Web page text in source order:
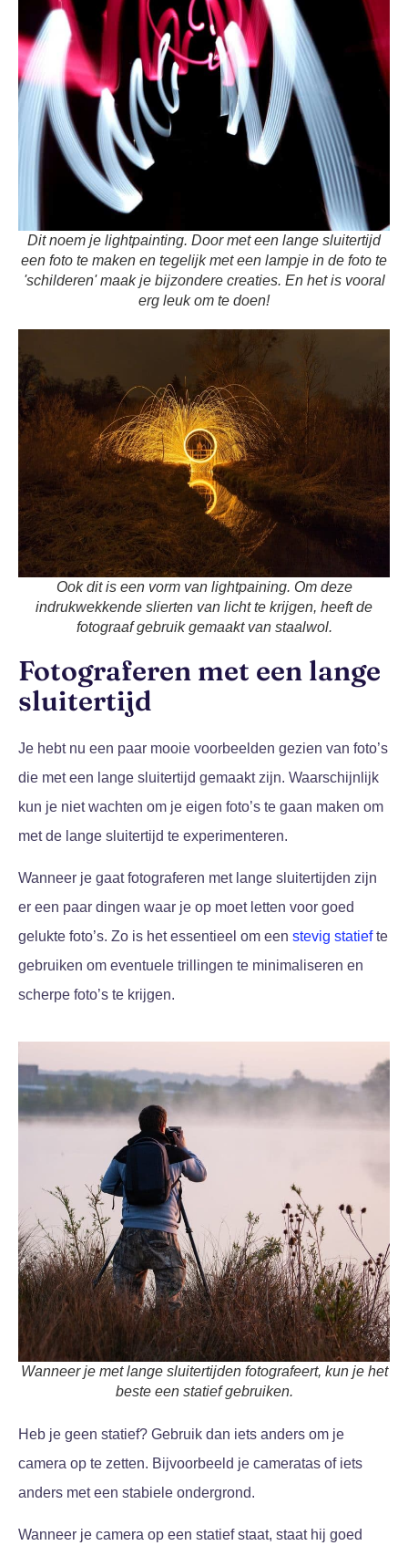
Dit noem je lightpainting. Door met een lange sluitertijd
een foto te maken en tegelijk met een lampje in de foto te
'schilderen' maak je bijzondere creaties. En het is vooral
erg leuk om te doen!
Ook dit is een vorm van lightpaining. Om deze
indrukwekkende slierten van licht te krijgen, heeft de
fotograaf gebruik gemaakt van staalwol.
Fotograferen met een lange
sluitertijd
Je hebt nu een paar mooie voorbeelden gezien van foto’s
die met een lange sluitertijd gemaakt zijn. Waarschijnlijk
kun je niet wachten om je eigen foto’s te gaan maken om
met de lange sluitertijd te experimenteren.
Wanneer je gaat fotograferen met lange sluitertijden zijn
er een paar dingen waar je op moet letten voor goed
gelukte foto’s. Zo is het essentieel om een stevig statiefte
gebruiken om eventuele trillingen te minimaliseren en
scherpe foto’s te krijgen.
Wanneer je met lange sluitertijden fotografeert, kun je het
beste een statief gebruiken.
Heb je geen statief? Gebruik dan iets anders om je
camera op te zetten. Bijvoorbeeld je cameratas of iets
anders met een stabiele ondergrond.
Wanneer je camera op een statief staat, staat hij goed